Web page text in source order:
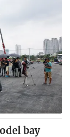
bằng AI
bay